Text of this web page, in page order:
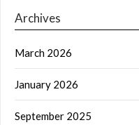
Archives
March 2026
January 2026
September 2025